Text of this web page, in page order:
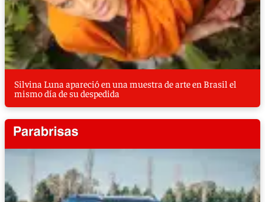
Silvina Luna apareció en una muestra de arte en Brasil el
mismo día de su despedida